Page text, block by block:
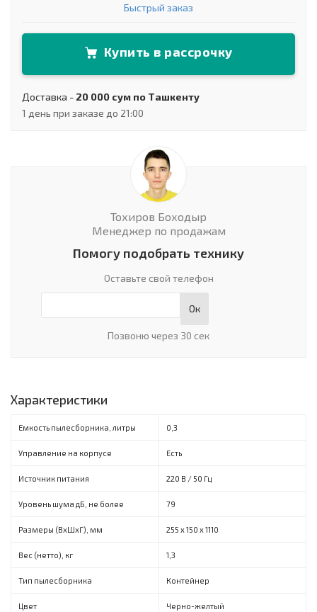
Быстрый заказ
Купить в рассрочку
Доставка - 20 000 сум по Ташкенту
1 день при заказе до 21:00
Тохиров Боходыр
Менеджер по продажам
Помогу подобрать технику
Оставьте свой телефон
Ок
Позвоню через 30 сек
Характеристики
Емкость пылесборника, литры 0,3
Управление на корпусе Есть
Источник питания 220 B / 50 Гц
Уровень шума дБ, не более 79
Размеры (ВхШхГ), мм 255 x 150 x 1110
Вес (нетто), кг 1,3
Тип пылесборника Контейнер
Цвет Черно-желтый